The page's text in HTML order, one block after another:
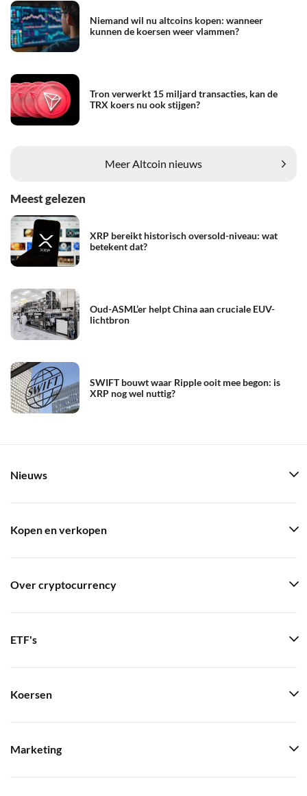
Niemand wil nu altcoins kopen: wanneer
kunnen de koersen weer vlammen?
Tron verwerkt 15 miljard transacties, kan de
TRX koers nu ook stijgen?
Meer Altcoin nieuws
Meest gelezen
XRP bereikt historisch oversold-niveau: wat
betekent dat?
Oud-ASML’er helpt China aan cruciale EUV-
lichtbron
SWIFT bouwt waar Ripple ooit mee begon: is
XRP nog wel nuttig?
Nieuws
Kopen en verkopen
Over cryptocurrency
ETF's
Koersen
Marketing